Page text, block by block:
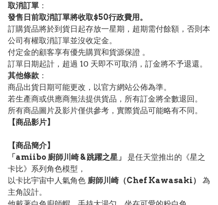
取消訂單 ：
發售日前取消訂單將收取$50行政費用。
訂購貨品將於到貨日起存放一星期，超期需付餘額，否則本
公司有權取消訂單並沒收定金。
付定金的顧客享有優先購買和貨源保證 。
訂單日期起計，超過 10 天即不可取消，訂金將不予退還。
其他條款 ：
商品出貨日期可能更改，以官方網站公佈為準。
若生產商或供應商無法提供貨品，所有訂金將全數退回。
所有商品圖片及影片僅供參考，實際貨品可能略有不同。
【商品影片】
【商品簡介】
「amiibo 廚師川崎 & 跳躍之星」
是任天堂推出的《星之
卡比》系列角色模型，
以卡比宇宙中人氣角色 廚師川崎（Chef Kawasaki）
為
主角設計。